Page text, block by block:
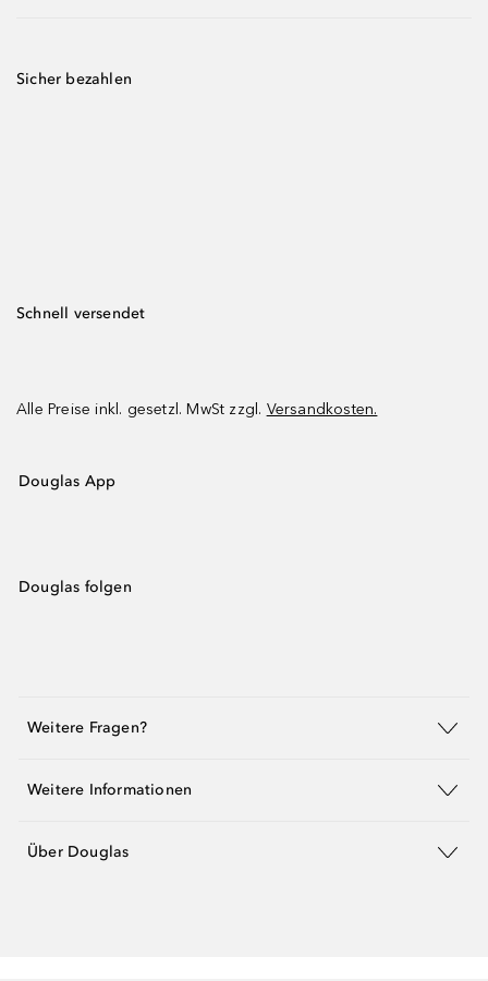
Sicher bezahlen
Schnell versendet
Alle Preise inkl. gesetzl. MwSt zzgl. Versandkosten.
Douglas App
Douglas folgen
Weitere Fragen?
Weitere Informationen
Über Douglas